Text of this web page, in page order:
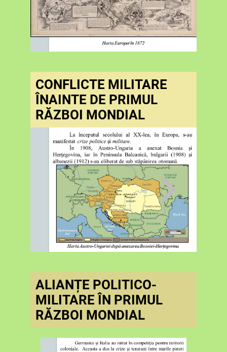
CONFLICTE MILITARE
ÎNAINTE DE PRIMUL
RĂZBOI MONDIAL
ALIANȚE POLITICO-
MILITARE ÎN PRIMUL
RĂZBOI MONDIAL